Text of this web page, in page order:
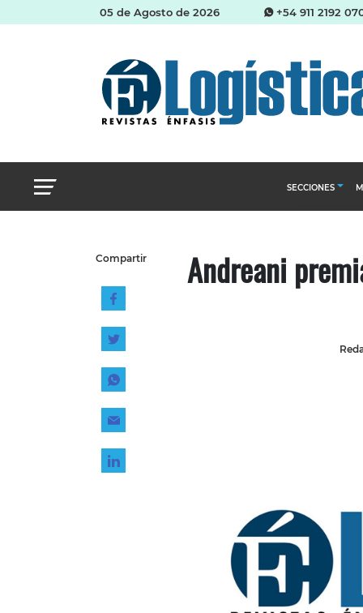
05 de Agosto de 2026 +54 911 2192
SECCIONES
Almacenes e
Management
Compartir Andreani